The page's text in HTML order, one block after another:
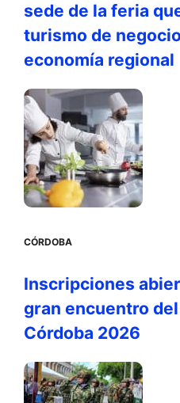
sede de la feria
turismo de
economía regional
CÓRDOBA
Inscripciones
gran encuentro
Córdoba 2026